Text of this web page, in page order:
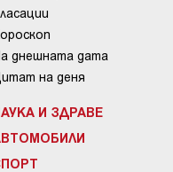
днешната дата
на деня
И ЗДРАВЕ